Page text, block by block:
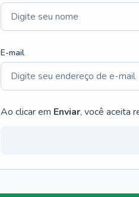
E-mail
Ao clicar em Enviar, você aceita